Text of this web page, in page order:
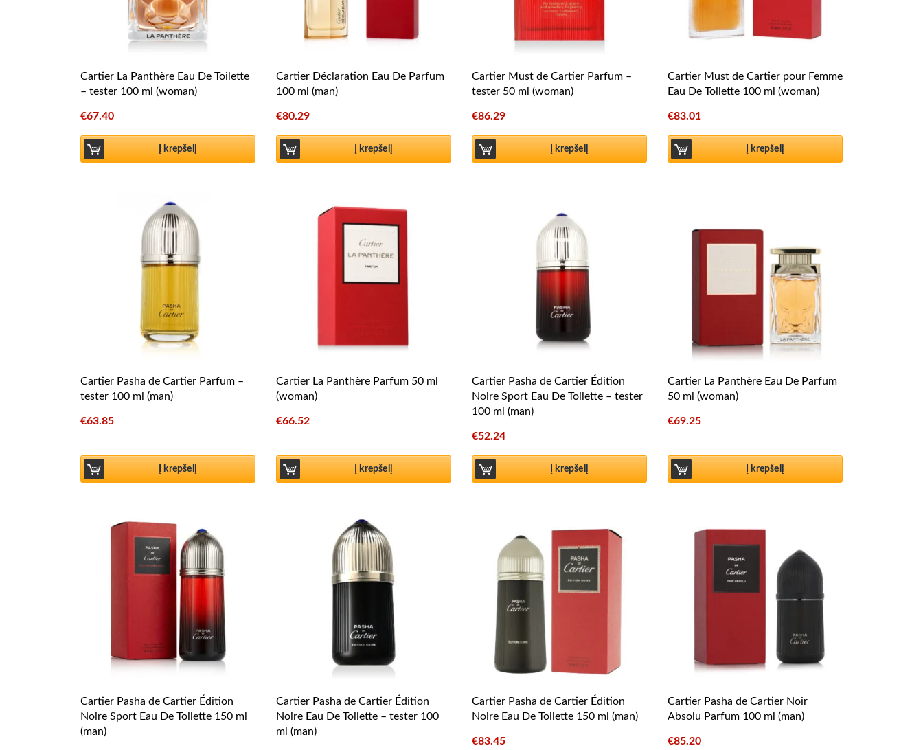
Cartier La Panthère Eau De Toilette
– tester 100 ml (woman)
€67.40
Į krepšelį
Cartier Déclaration Eau De Parfum
100 ml (man)
€80.29
Į krepšelį
Cartier Must de Cartier Parfum –
tester 50 ml (woman)
€86.29
Į krepšelį
Cartier Must de Cartier pour Femme
Eau De Toilette 100 ml (woman)
€83.01
Į krepšelį
Cartier Pasha de Cartier Parfum –
tester 100 ml (man)
€63.85
Į krepšelį
Cartier La Panthère Parfum 50 ml
(woman)
€66.52
Į krepšelį
Cartier Pasha de Cartier Édition
Noire Sport Eau De Toilette – tester
100 ml (man)
€52.24
Į krepšelį
Cartier La Panthère Eau De Parfum
50 ml (woman)
€69.25
Į krepšelį
Cartier Pasha de Cartier Édition
Noire Sport Eau De Toilette 150 ml
(man)
Cartier Pasha de Cartier Édition
Noire Eau De Toilette – tester 100
ml (man)
Cartier Pasha de Cartier Édition
Noire Eau De Toilette 150 ml (man)
€83.45
Cartier Pasha de Cartier Noir
Absolu Parfum 100 ml (man)
€85.20